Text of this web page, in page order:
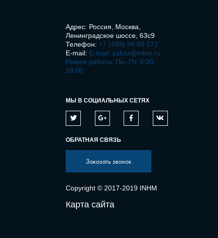
Адрес: Россия, Москва,
Ленинградское шоссе, 63с9
Телефон: +7 (499) 99 00 172
E-mail: E-mail: zakaz@inhm.ru
Режим работы: Пн.-Пт. 9:00-
18:00
МЫ В СОЦИАЛЬНЫХ СЕТЯХ
ОБРАТНАЯ СВЯЗЬ
Заказать звонок
Copyright © 2017-2019 INHM
Карта сайта